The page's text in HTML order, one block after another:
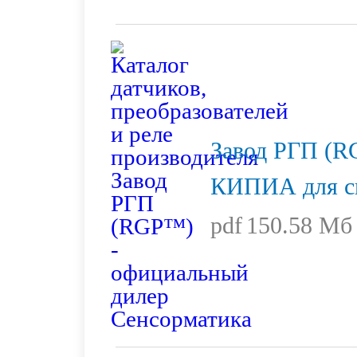
Завод РГП
КИПИА для
pdf 150.58 Мб